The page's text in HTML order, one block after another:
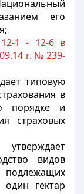
его
12-1 - 12-6 в
г. № 239-
типовую
в
порядке и
страховых
видов
гектар